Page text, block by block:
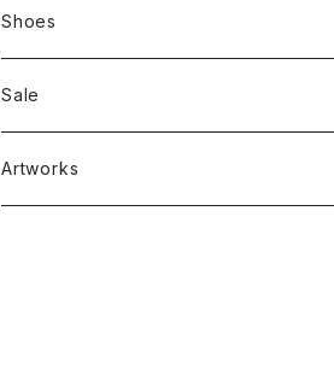
Zine、Other
Sweatshirts
Bag & Accessories
Mixcd
RC SLUM / ROYALTY CLUB
雑貨
Shoes
Sale
Artworks